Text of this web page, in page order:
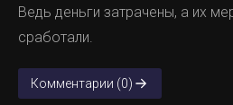
Ведь деньги затрачены, а их
сработали.
Комментарии (0)